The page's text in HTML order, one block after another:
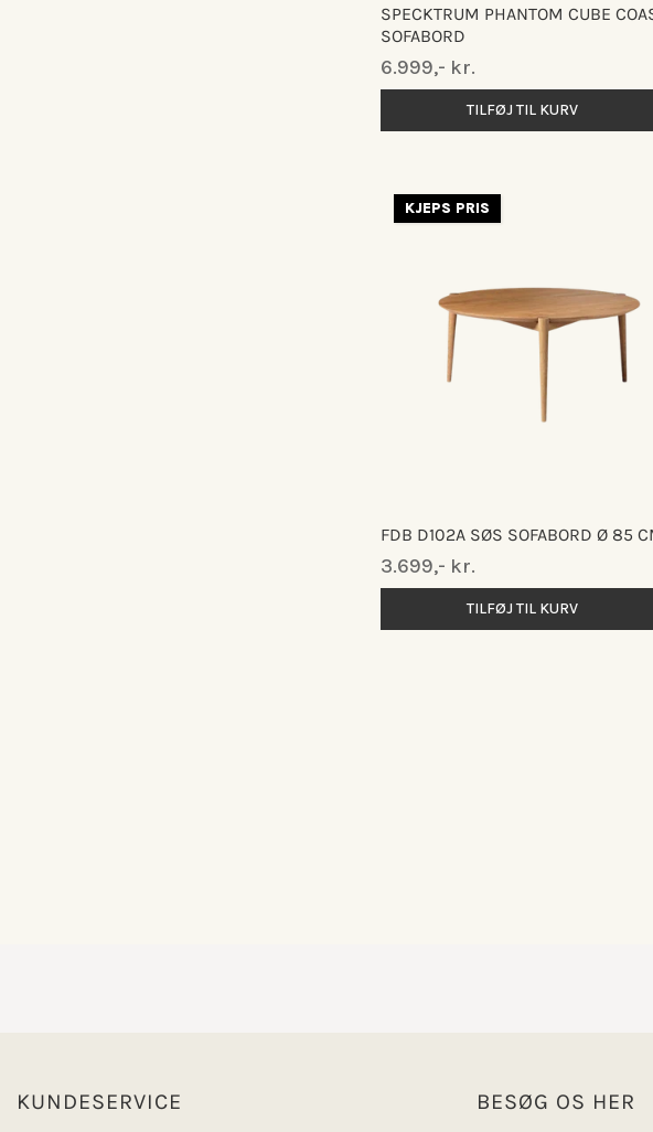
SPECKTRUM PHANTOM CUBE
SOFABORD
Normalpris
6.999,- kr.
TILFØJ TIL KURV
KJEPS PRIS
FDB D102A SØS SOFABORD Ø 85
Normalpris
3.699,- kr.
TILFØJ TIL KURV
KUNDESERVICE BESØG OS HER